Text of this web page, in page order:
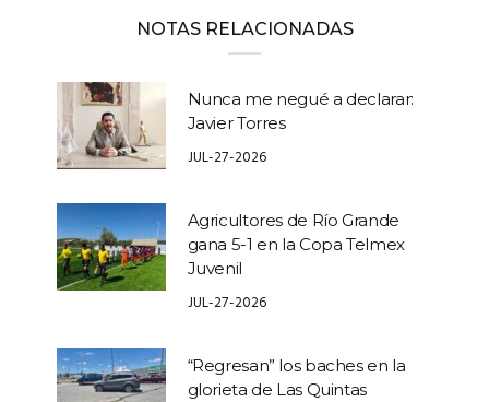
NOTAS RELACIONADAS
Nunca me negué a declarar:
Javier Torres
JUL-27-2026
Agricultores de Río Grande
gana 5-1 en la Copa Telmex
Juvenil
JUL-27-2026
“Regresan” los baches en la
glorieta de Las Quintas